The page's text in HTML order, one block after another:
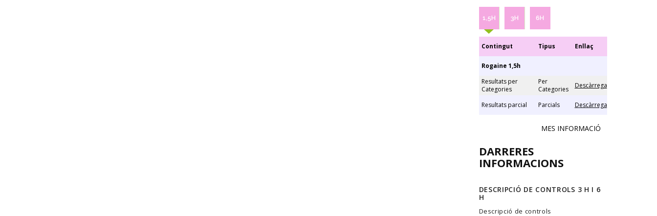
1,5H 3H 6H
Contingut Tipus Enllaç
Rogaine 1,5h
Resultats per
Categories
Per
Categories
Descàrrega
Resultats parcial Parcials Descàrrega
MES INFORMACIÓ
DARRERES
INFORMACIONS
DESCRIPCIÓ DE CONTROLS 3 H I 6
H
Descripció de controls